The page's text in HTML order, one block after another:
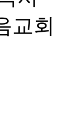
교회